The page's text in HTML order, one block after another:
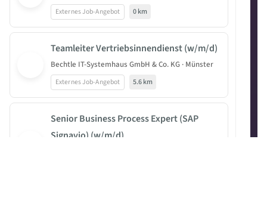
Externes Job-Angebot 0 km
Teamleiter Vertriebsinnendienst (w/m/d)
Bechtle IT-Systemhaus GmbH & Co. KG · Münster
Externes Job-Angebot 5.6 km
Senior Business Process Expert (SAP
Signavio) (w/m/d)